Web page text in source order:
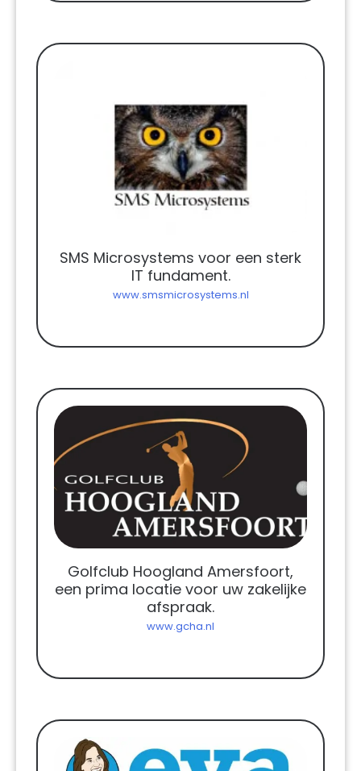
SMS Microsystems voor een sterk
IT fundament.
www.smsmicrosystems.nl
Golfclub Hoogland Amersfoort,
een prima locatie voor uw zakelijke
afspraak.
www.gcha.nl